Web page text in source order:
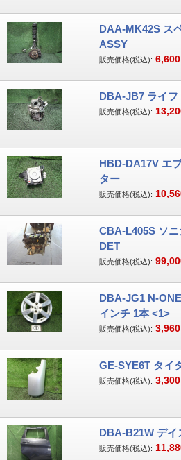
DAA-MK42S ス
ASSY
販売価格(税込): 6,600
DBA-JB7 ライフ
販売価格(税込):
HBD-DA17V エ
ター
販売価格(税込):
CBA-L405S ソ
DET
販売価格(税込):
DBA-JG1 N-
インチ 1本 <1>
販売価格(税込): 3,960
GE-SYE6T タイ
販売価格(税込): 3,300
DBA-B21W デ
販売価格(税込):